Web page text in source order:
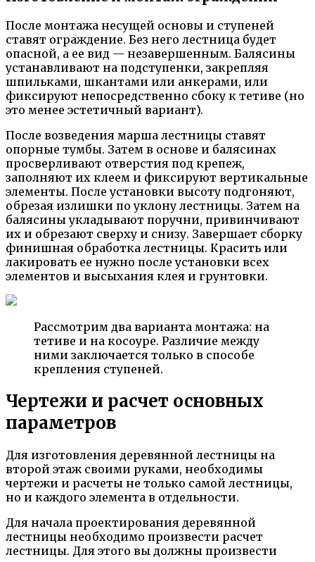
После монтажа несущей основы и ступеней
ставят ограждение. Без него лестница будет
опасной, а ее вид — незавершенным. Балясины
устанавливают на подступенки, закрепляя
шпильками, шкантами или анкерами, или
фиксируют непосредственно сбоку к тетиве (но
это менее эстетичный вариант).
После возведения марша лестницы ставят
опорные тумбы. Затем в основе и балясинах
просверливают отверстия под крепеж,
заполняют их клеем и фиксируют вертикальные
элементы. После установки высоту подгоняют,
обрезая излишки по уклону лестницы. Затем на
балясины укладывают поручни, привинчивают
их и обрезают сверху и снизу. Завершает сборку
финишная обработка лестницы. Красить или
лакировать ее нужно после установки всех
элементов и высыхания клея и грунтовки.
Рассмотрим два варианта монтажа: на
тетиве и на косоуре. Различие между
ними заключается только в способе
крепления ступеней.
Чертежи и расчет основных
параметров
Для изготовления деревянной лестницы на
второй этаж своими руками, необходимы
чертежи и расчеты не только самой лестницы,
но и каждого элемента в отдельности.
Для начала проектирования деревянной
лестницы необходимо произвести расчет
лестницы. Для этого вы должны произвести